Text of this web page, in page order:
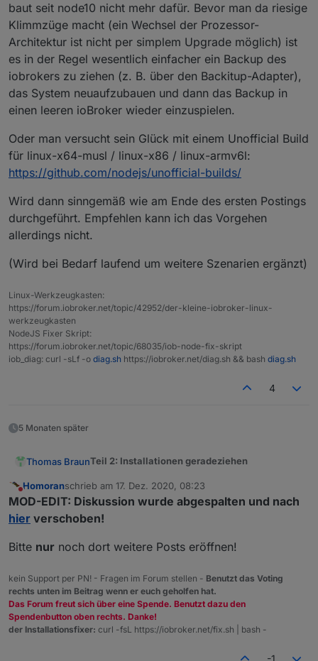
baut seit node10 nicht mehr dafür. Bevor man da riesige
Klimmzüge macht (ein Wechsel der Prozessor-
Architektur ist nicht per simplem Upgrade möglich) ist
es in der Regel wesentlich einfacher ein Backup des
iobrokers zu ziehen (z. B. über den Backitup-Adapter),
das System neuaufzubauen und dann das Backup in
einen leeren ioBroker wieder einzuspielen.
Oder man versucht sein Glück mit einem Unofficial Build
für linux-x64-musl / linux-x86 / linux-armv6l:
https://github.com/nodejs/unofficial-builds/
Wird dann sinngemäß wie am Ende des ersten Postings
durchgeführt. Empfehlen kann ich das Vorgehen
allerdings nicht.
(Wird bei Bedarf laufend um weitere Szenarien ergänzt)
Linux-Werkzeugkasten:
https://forum.iobroker.net/topic/42952/der-kleine-iobroker-linux-
werkzeugkasten
NodeJS Fixer Skript:
https://forum.iobroker.net/topic/68035/iob-node-fix-skript
iob_diag: curl -sLf -o diag.sh https://iobroker.net/diag.sh && bash diag.sh
4
5 Monaten später
Thomas BraunTeil 2: Installationen geradeziehen
Nach upgrade auf nodeJS16 / npm 8 können
keine Adapter mehr installiert werden und bei
einer Installation mit aktivierter --debug
umbenennen vorgeschlagen
Diese Verzeichnisse können gelöscht werden.
Einzeiler:
nicht so aussieht?
Auf nodejs -v erfolgt keine Ausgabe oder eine
Fehlermeldung
Bitte diese Verlinkung noch nachtragen:
Nicht stören
Homoranschrieb am 17. Dez. 2020, 08:23
zuletzt editiert von
MOD-EDIT: Diskussion wurde abgespalten und nach
hier verschoben!
Bitte nur noch dort weitere Posts eröffnen!
kein Support per PN! - Fragen im Forum stellen - Benutzt das Voting
rechts unten im Beitrag wenn er euch geholfen hat.
Das Forum freut sich über eine Spende. Benutzt dazu den
Spendenbutton oben rechts. Danke!
der Installationsfixer: curl -fsL https://iobroker.net/fix.sh | bash -